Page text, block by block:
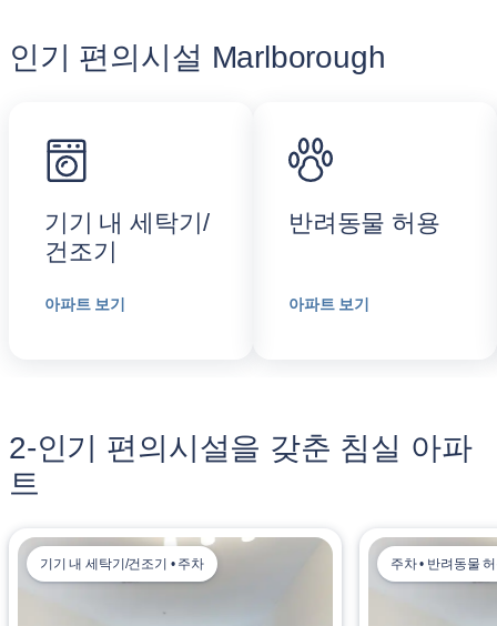
인기 편의시설 Marlborough
기기 내 세탁기/
건조기
아파트 보기
반려동물 허용
아파트 보기
2-인기 편의시설을 갖춘 침실 아파
트
기기 내 세탁기/건조기 • 주차 주차 • 반려동물